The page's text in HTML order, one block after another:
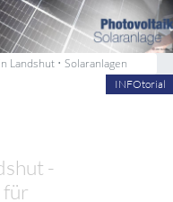
Landshut • Solaranlagen
INFOtorial
-
für